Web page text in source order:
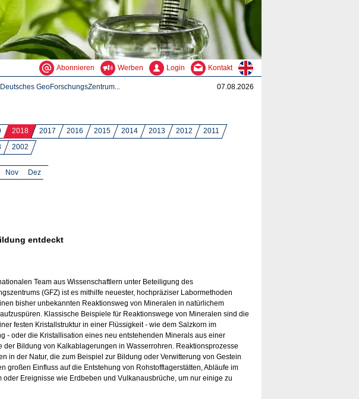
Abonnieren Werben Login Kontakt
GeoForschungsZentrum... 07.08.2026
2018 2017 2016 2015 2014 2013 2012
2011
2002
Nov Dez
entdeckt
Team aus Wissenschaftlern unter Beteiligung des
(GFZ) ist es mithilfe neuester, hochpräziser Labormethoden
bisher unbekannten Reaktionsweg von Mineralen in natürlichem
Klassische Beispiele für Reaktionswege von Mineralen sind die
festen Kristallstruktur in einer Flüssigkeit - wie dem Salzkorn im
- oder die Kristallisation eines neu entstehenden Minerals aus einer
der Bildung von Kalkablagerungen in Wasserrohren. Reaktionsprozesse
in der Natur, die zum Beispiel zur Bildung oder Verwitterung von Gestein
großen Einfluss auf die Entstehung von Rohstofflagerstätten, Abläufe im
oder Ereignisse wie Erdbeben und Vulkanausbrüche, um nur einige zu